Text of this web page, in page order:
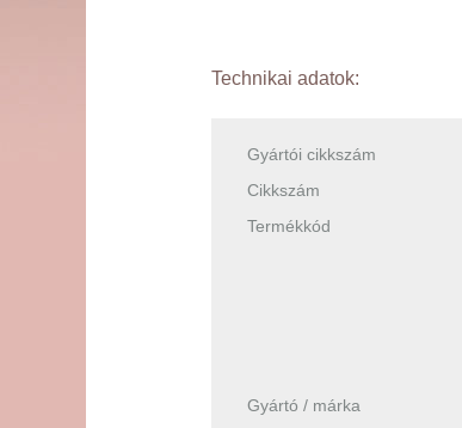
Technikai adatok:
Gyártói cikkszám
Cikkszám
Termékkód
Gyártó / márka